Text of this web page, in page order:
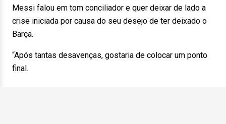
Messi falou em tom conciliador e quer deixar de lado a
crise iniciada por causa do seu desejo de ter deixado o
Barça.
“Após tantas desavenças, gostaria de colocar um ponto
final.